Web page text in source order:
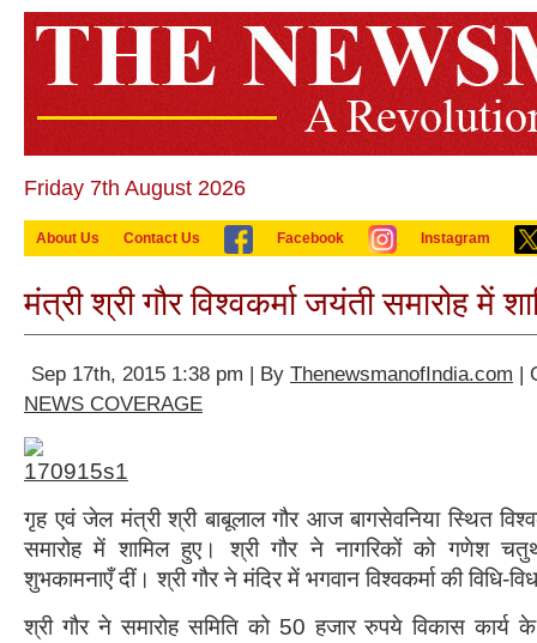
Friday 7th August 2026
About Us Contact Us Facebook Instagram
मंत्री श्री गौर विश्वकर्मा जयंती समारोह में
Sep 17th, 2015 1:38 pm | By ThenewsmanofIndia.com |
NEWS COVERAGE
गृह एवं जेल मंत्री श्री बाबूलाल गौर आज बागसेवनिया स्थित
समारोह में शामिल हुए। श्री गौर ने नागरिकों को गणेश
शुभकामनाएँ दीं। श्री गौर ने मंदिर में भगवान विश्वकर्मा की विधि-
श्री गौर ने समारोह समिति को 50 हजार रुपये विकास